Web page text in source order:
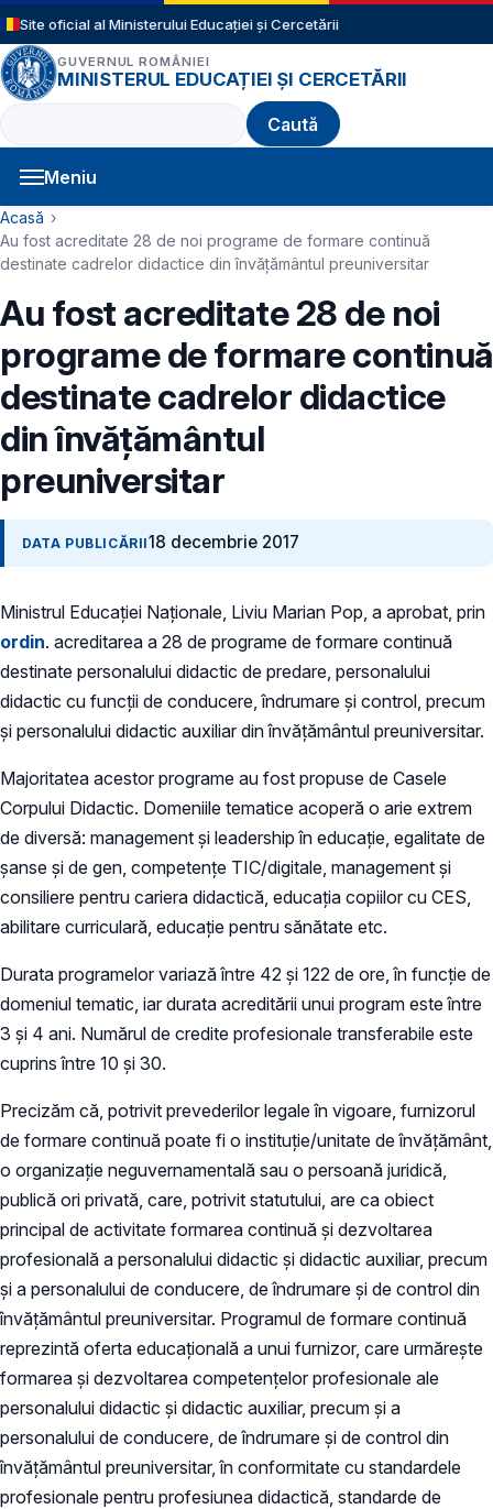
Sari la conținutul principal
Site oficial al Ministerului Educației și Cercetării
GUVERNUL ROMÂNIEI
MINISTERUL EDUCAȚIEI ȘI CERCETĂRII
Caută
Meniu
Navigație principală
Cale de navigare
Acasă
Au fost acreditate 28 de noi programe de formare continuă
destinate cadrelor didactice din învățământul preuniversitar
Au fost acreditate 28 de noi
programe de formare continuă
destinate cadrelor didactice
din învățământul
preuniversitar
DATA PUBLICĂRII18 decembrie 2017
Ministrul Educației Naționale, Liviu Marian Pop, a aprobat, prin
ordin. acreditarea a 28 de programe de formare continuă
destinate personalului didactic de predare, personalului
didactic cu funcții de conducere, îndrumare și control, precum
și personalului didactic auxiliar din învățământul preuniversitar.
Majoritatea acestor programe au fost propuse de Casele
Corpului Didactic. Domeniile tematice acoperă o arie extrem
de diversă: management și leadership în educație, egalitate de
șanse și de gen, competențe TIC/digitale, management și
consiliere pentru cariera didactică, educația copiilor cu CES,
abilitare curriculară, educație pentru sănătate etc.
Durata programelor variază între 42 și 122 de ore, în funcție de
domeniul tematic, iar durata acreditării unui program este între
3 și 4 ani. Numărul de credite profesionale transferabile este
cuprins între 10 și 30.
Precizăm că, potrivit prevederilor legale în vigoare, furnizorul
de formare continuă poate fi o instituție/unitate de învățământ,
o organizație neguvernamentală sau o persoană juridică,
publică ori privată, care, potrivit statutului, are ca obiect
principal de activitate formarea continuă și dezvoltarea
profesională a personalului didactic și didactic auxiliar, precum
și a personalului de conducere, de îndrumare și de control din
învățământul preuniversitar. Programul de formare continuă
reprezintă oferta educațională a unui furnizor, care urmărește
formarea și dezvoltarea competențelor profesionale ale
personalului didactic și didactic auxiliar, precum și a
personalului de conducere, de îndrumare și de control din
învățământul preuniversitar, în conformitate cu standardele
profesionale pentru profesiunea didactică, standarde de